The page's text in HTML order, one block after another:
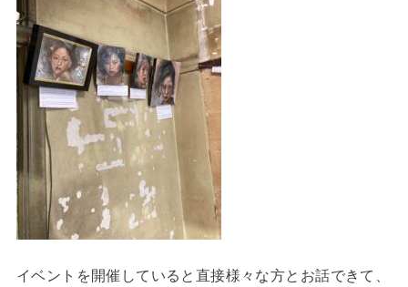
イベントを開催していると直接様々な方とお話できて、